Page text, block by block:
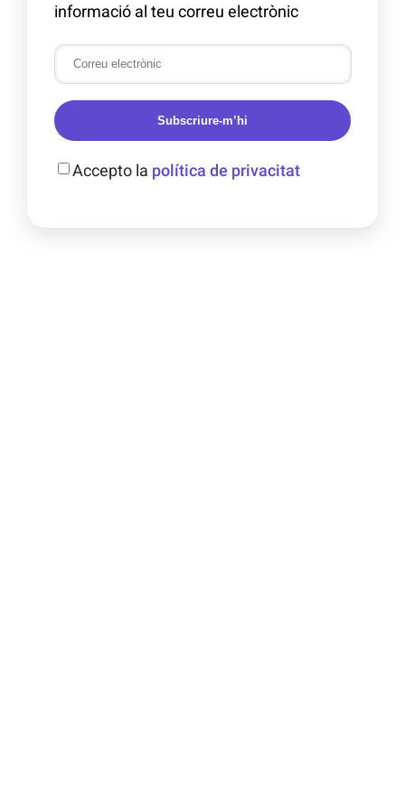
informació al teu correu electrònic
Subscriure-m’hi
Accepto la política de privacitat